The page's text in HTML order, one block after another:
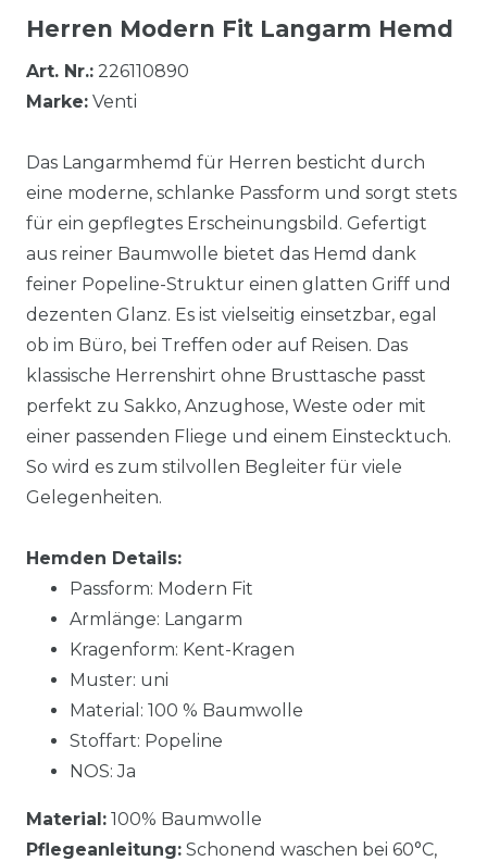
Herren Modern Fit Langarm Hemd
Art. Nr.: 226110890
Marke: Venti
Das Langarmhemd für Herren besticht durch
eine moderne, schlanke Passform und sorgt stets
für ein gepflegtes Erscheinungsbild. Gefertigt
aus reiner Baumwolle bietet das Hemd dank
feiner Popeline-Struktur einen glatten Griff und
dezenten Glanz. Es ist vielseitig einsetzbar, egal
ob im Büro, bei Treffen oder auf Reisen. Das
klassische Herrenshirt ohne Brusttasche passt
perfekt zu Sakko, Anzughose, Weste oder mit
einer passenden Fliege und einem Einstecktuch.
So wird es zum stilvollen Begleiter für viele
Gelegenheiten.
Hemden Details:
Passform: Modern Fit
Armlänge: Langarm
Kragenform: Kent-Kragen
Muster: uni
Material: 100 % Baumwolle
Stoffart: Popeline
NOS: Ja
Material: 100% Baumwolle
Pflegeanleitung: Schonend waschen bei 60°C,